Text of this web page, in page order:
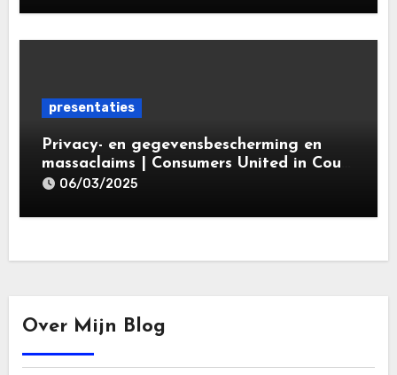
Leiden Law Academy 18 maart 2025
presentaties
Privacy- en gegevensbescherming en
massaclaims | Consumers United in Court
(‘CUIC’) | Volkshotel A’dam 6 maart
06/03/2025
Over Mijn Blog